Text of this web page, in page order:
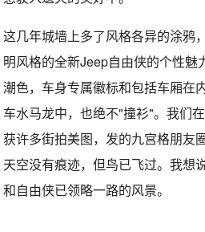
这几年城墙上多了风格各异的涂鸦
明风格的全新Jeep自由侠的个性魅
潮色，车身专属徽标和包括车厢在
车水马龙中，也绝不"撞衫"。我们
获许多街拍美图，发的九宫格朋友
天空没有痕迹，但鸟已飞过。我想
和自由侠已领略一路的风景。